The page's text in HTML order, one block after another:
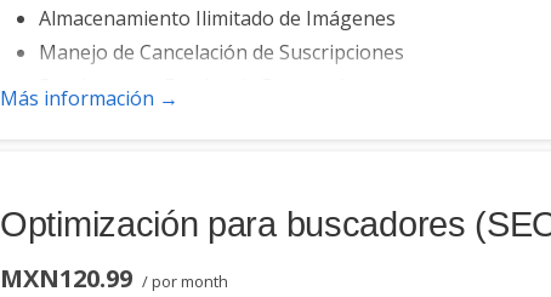
Almacenamiento Ilimitado de Imágenes
Manejo de Cancelación de Suscripciones
Funciona con Facebook, Etsy y más
Lista de Clientes Potenciales
Más información →
Optimización para buscadores
MXN120.99 / por month